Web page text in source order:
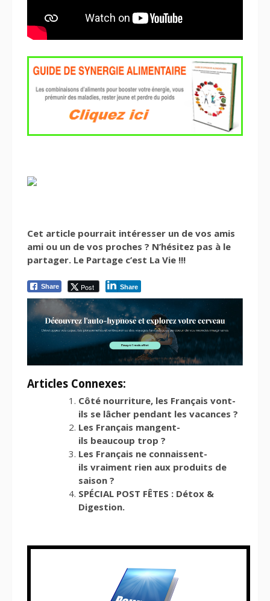
Cet article pourrait intéresser un de vos amis
ami ou un de vos proches ? N’hésitez pas à le
partager. Le Partage c’est La Vie !!!
Share Post Share
Articles Connexes:
Côté nourriture, les Français vont-
ils se lâcher pendant les vacances ?
Les Français mangent-
ils beaucoup trop ?
Les Français ne connaissent-
ils vraiment rien aux produits de
saison ?
SPÉCIAL POST FÊTES : Détox &
Digestion.